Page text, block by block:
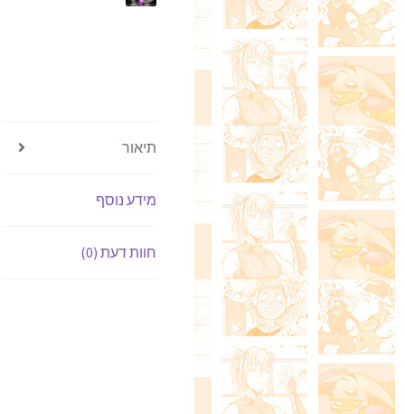
תיאור
מידע נוסף
חוות דעת (0)